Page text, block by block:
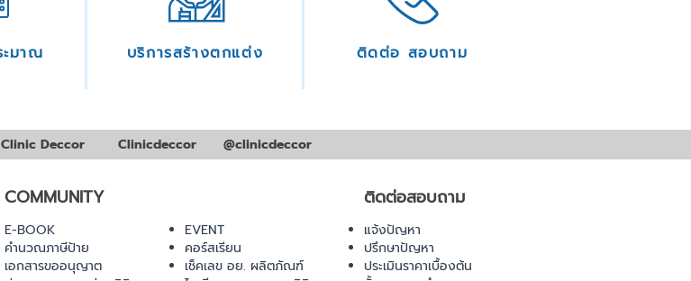
ะมาณ บริการสร้างตกแต่ง ติดต่อ สอบถาม
Clinic Deccor Clinicdeccor @clinicdeccor
COMMUNITY
E-BOOK
คำนวณภาษีป้าย
เอกสารขออนุญาต
ติดต่อสอบถาม
EVENT
คอร์สเรียน
เช็คเลข อย. ผลิตภัณฑ์
แจ้งปัญหา
ปรึกษาปัญหา
ประเมินราคาเบื้องต้น